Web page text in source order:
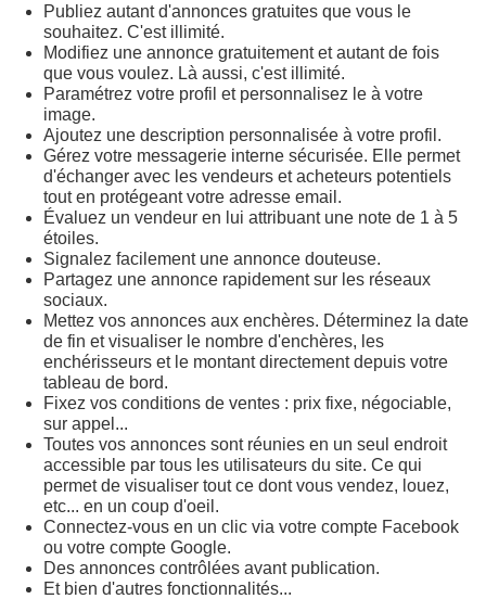
Publiez autant d'annonces gratuites que vous le
souhaitez. C'est illimité.
Modifiez une annonce gratuitement et autant de fois
que vous voulez. Là aussi, c'est illimité.
Paramétrez votre profil et personnalisez le à votre
image.
Ajoutez une description personnalisée à votre profil.
Gérez votre messagerie interne sécurisée. Elle permet
d'échanger avec les vendeurs et acheteurs potentiels
tout en protégeant votre adresse email.
Évaluez un vendeur en lui attribuant une note de 1 à 5
étoiles.
Signalez facilement une annonce douteuse.
Partagez une annonce rapidement sur les réseaux
sociaux.
Mettez vos annonces aux enchères. Déterminez la date
de fin et visualiser le nombre d'enchères, les
enchérisseurs et le montant directement depuis votre
tableau de bord.
Fixez vos conditions de ventes : prix fixe, négociable,
sur appel...
Toutes vos annonces sont réunies en un seul endroit
accessible par tous les utilisateurs du site. Ce qui
permet de visualiser tout ce dont vous vendez, louez,
etc... en un coup d'oeil.
Connectez-vous en un clic via votre compte Facebook
ou votre compte Google.
Des annonces contrôlées avant publication.
Et bien d'autres fonctionnalités...